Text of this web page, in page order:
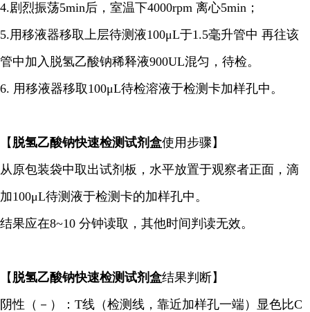
4.剧烈振荡5min后，室温下4000rpm 离心5min；
5.用移液器移取上层待测液100μL于1.5毫升管中 再往该
管中加入脱氢乙酸钠稀释液900UL混匀，待检。
6. 用移液器移取100μL待检溶液于检测卡加样孔中。
【 脱氢乙酸钠快速检测试剂盒使用步骤】
从原包装袋中取出试剂板，水平放置于观察者正面，滴
加100μL待测液于检测卡的加样孔中。
结果应在8~10 分钟读取，其他时间判读无效。
【 脱氢乙酸钠快速检测试剂盒结果判断】
阴性（－）：T线（检测线，靠近加样孔一端）显色比C